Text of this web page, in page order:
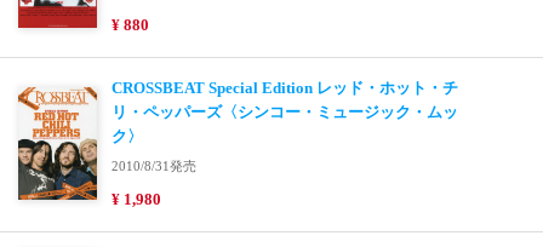
¥ 880
CROSSBEAT Special Edition レッド・ホット・チ
リ・ペッパーズ〈シンコー・ミュージック・ムッ
ク〉
2010/8/31発売
¥ 1,980